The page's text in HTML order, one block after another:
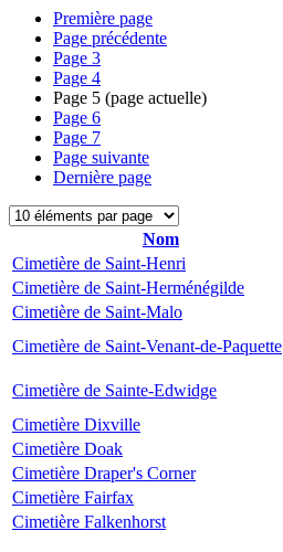
Première page
Page précédente
Page 3
Page 4
Page 5 (page actuelle)
Page 6
Page 7
Page suivante
Dernière page
Nom
Cimetière de Saint-Henri
Cimetière de Saint-Herménégilde
Cimetière de Saint-Malo
Cimetière de Saint-Venant-de-Paquette
Cimetière de Sainte-Edwidge
Cimetière Dixville
Cimetière Doak
Cimetière Draper's Corner
Cimetière Fairfax
Cimetière Falkenhorst